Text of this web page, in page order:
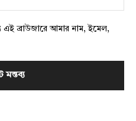
এই ব্রাউজারে আমার নাম, ইমেল,